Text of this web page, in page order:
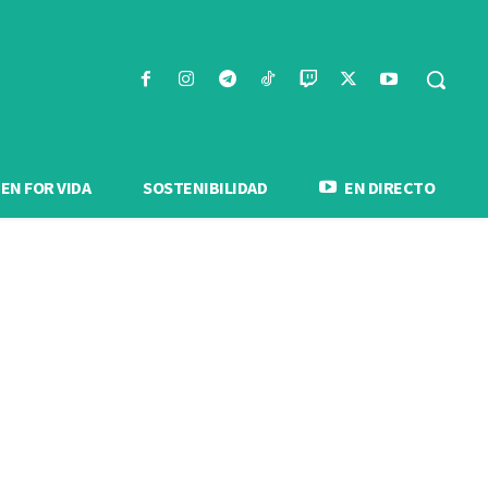
FOR VIDA SOSTENIBILIDAD EN DIRECTO